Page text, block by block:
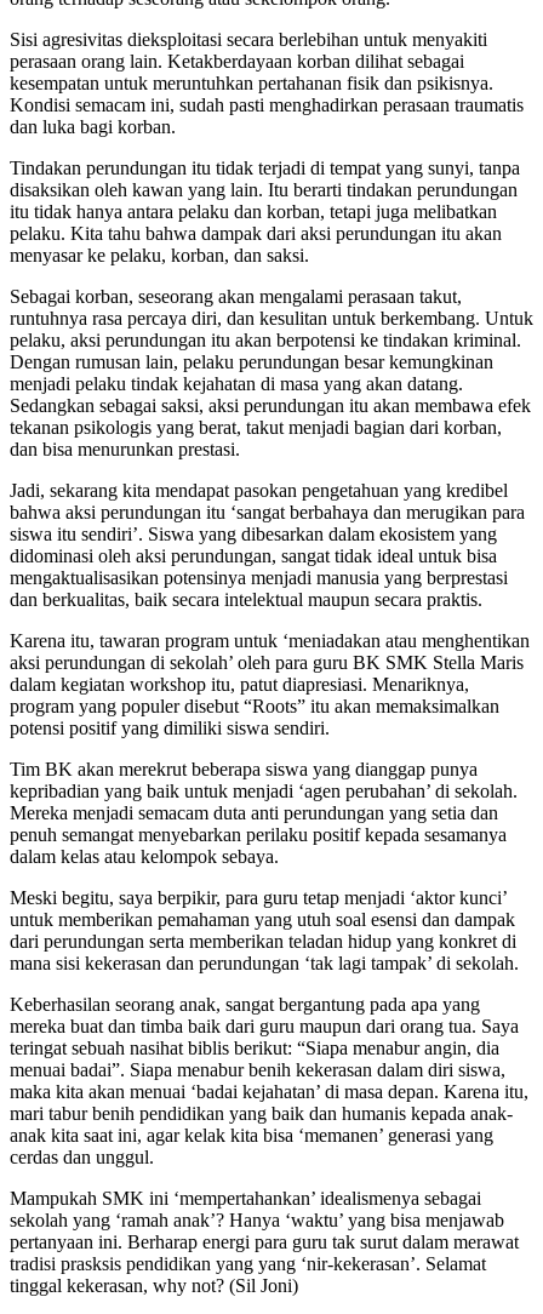
Sisi agresivitas dieksploitasi secara berlebihan untuk menyakiti
perasaan orang lain. Ketakberdayaan korban dilihat sebagai
kesempatan untuk meruntuhkan pertahanan fisik dan psikisnya.
Kondisi semacam ini, sudah pasti menghadirkan perasaan traumatis
dan luka bagi korban.
Tindakan perundungan itu tidak terjadi di tempat yang sunyi, tanpa
disaksikan oleh kawan yang lain. Itu berarti tindakan perundungan
itu tidak hanya antara pelaku dan korban, tetapi juga melibatkan
pelaku. Kita tahu bahwa dampak dari aksi perundungan itu akan
menyasar ke pelaku, korban, dan saksi.
Sebagai korban, seseorang akan mengalami perasaan takut,
runtuhnya rasa percaya diri, dan kesulitan untuk berkembang. Untuk
pelaku, aksi perundungan itu akan berpotensi ke tindakan kriminal.
Dengan rumusan lain, pelaku perundungan besar kemungkinan
menjadi pelaku tindak kejahatan di masa yang akan datang.
Sedangkan sebagai saksi, aksi perundungan itu akan membawa efek
tekanan psikologis yang berat, takut menjadi bagian dari korban,
dan bisa menurunkan prestasi.
Jadi, sekarang kita mendapat pasokan pengetahuan yang kredibel
bahwa aksi perundungan itu ‘sangat berbahaya dan merugikan para
siswa itu sendiri’. Siswa yang dibesarkan dalam ekosistem yang
didominasi oleh aksi perundungan, sangat tidak ideal untuk bisa
mengaktualisasikan potensinya menjadi manusia yang berprestasi
dan berkualitas, baik secara intelektual maupun secara praktis.
Karena itu, tawaran program untuk ‘meniadakan atau menghentikan
aksi perundungan di sekolah’ oleh para guru BK SMK Stella Maris
dalam kegiatan workshop itu, patut diapresiasi. Menariknya,
program yang populer disebut “Roots” itu akan memaksimalkan
potensi positif yang dimiliki siswa sendiri.
Tim BK akan merekrut beberapa siswa yang dianggap punya
kepribadian yang baik untuk menjadi ‘agen perubahan’ di sekolah.
Mereka menjadi semacam duta anti perundungan yang setia dan
penuh semangat menyebarkan perilaku positif kepada sesamanya
dalam kelas atau kelompok sebaya.
Meski begitu, saya berpikir, para guru tetap menjadi ‘aktor kunci’
untuk memberikan pemahaman yang utuh soal esensi dan dampak
dari perundungan serta memberikan teladan hidup yang konkret di
mana sisi kekerasan dan perundungan ‘tak lagi tampak’ di sekolah.
Keberhasilan seorang anak, sangat bergantung pada apa yang
mereka buat dan timba baik dari guru maupun dari orang tua. Saya
teringat sebuah nasihat biblis berikut: “Siapa menabur angin, dia
menuai badai”. Siapa menabur benih kekerasan dalam diri siswa,
maka kita akan menuai ‘badai kejahatan’ di masa depan. Karena itu,
mari tabur benih pendidikan yang baik dan humanis kepada anak-
anak kita saat ini, agar kelak kita bisa ‘memanen’ generasi yang
cerdas dan unggul.
Mampukah SMK ini ‘mempertahankan’ idealismenya sebagai
sekolah yang ‘ramah anak’? Hanya ‘waktu’ yang bisa menjawab
pertanyaan ini. Berharap energi para guru tak surut dalam merawat
tradisi prasksis pendidikan yang yang ‘nir-kekerasan’. Selamat
tinggal kekerasan, why not? (Sil Joni)